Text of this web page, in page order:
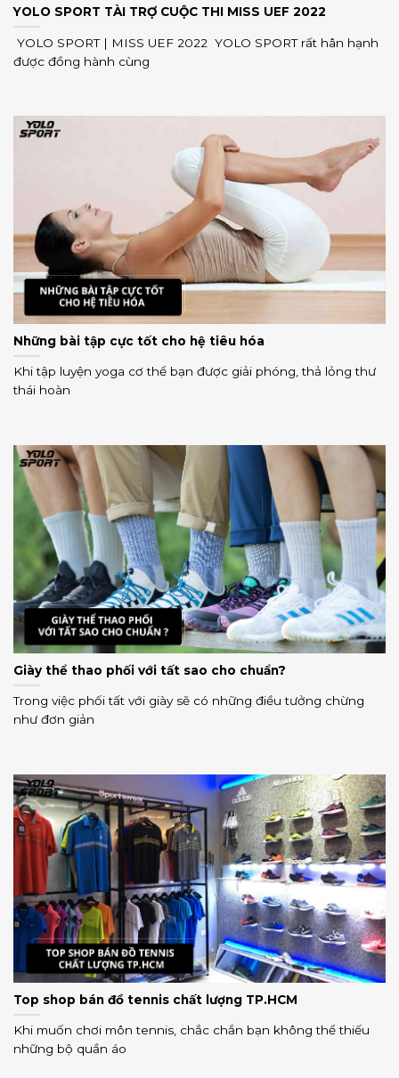
YOLO SPORT TÀI TRỢ CUỘC THI MISS UEF 2022
YOLO SPORT | MISS UEF 2022 YOLO SPORT rất hân hạnh
được đồng hành cùng
Những bài tập cực tốt cho hệ tiêu hóa
Khi tập luyện yoga cơ thể bạn được giải phóng, thả lỏng thư
thái hoàn
Giày thể thao phối với tất sao cho chuẩn?
Trong việc phối tất với giày sẽ có những điều tưởng chừng
như đơn giản
Top shop bán đồ tennis chất lượng TP.HCM
Khi muốn chơi môn tennis, chắc chắn bạn không thể thiếu
những bộ quần áo